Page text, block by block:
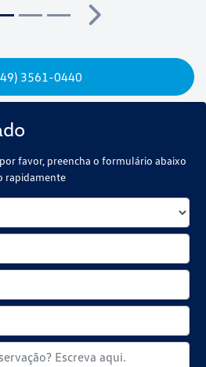
favor, preencha o formulário abaixo
rapidamente
Próximo
3561-0440